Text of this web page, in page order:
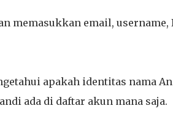
memasukkan email, username,
apakah identitas nama
ada di daftar akun mana saja.